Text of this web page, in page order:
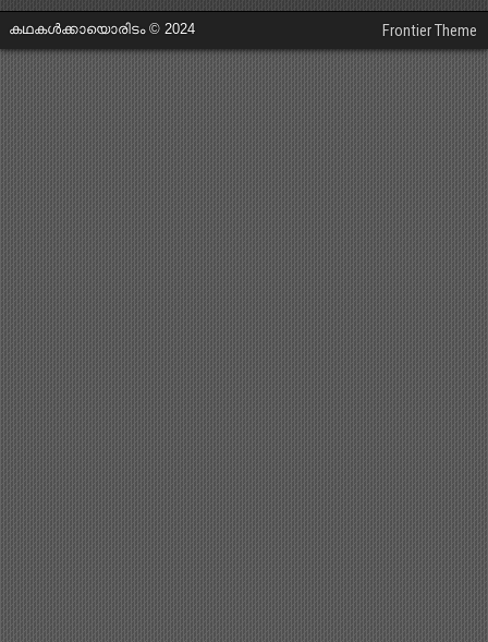
കഥകൾക്കായൊരിടം © 2024 Frontier Theme